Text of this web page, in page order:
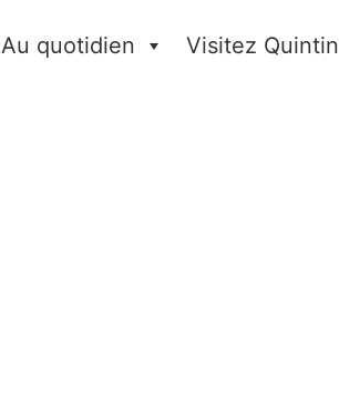
Au quotidien Visitez Quintin